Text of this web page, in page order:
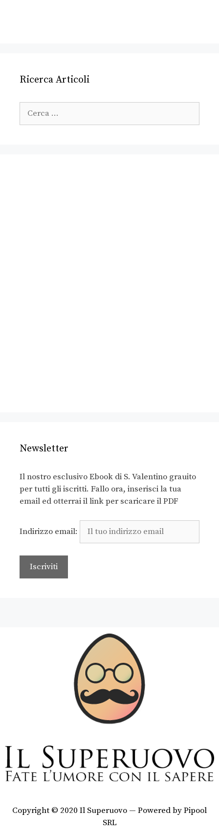
Ricerca Articoli
Newsletter
Il nostro esclusivo Ebook di S. Valentino grauito
per tutti gli iscritti. Fallo ora, inserisci la tua
email ed otterrai il link per scaricare il PDF
Indirizzo email:
Copyright © 2020 Il Superuovo — Powered by Pipool
SRL